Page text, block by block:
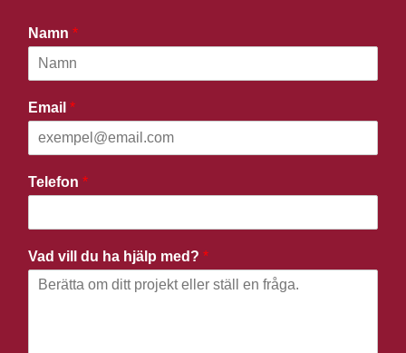
Namn *
Email *
Telefon *
Vad vill du ha hjälp med? *